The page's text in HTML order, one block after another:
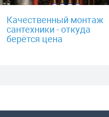
Качественный монтаж
сантехники - откуда
берётся цена